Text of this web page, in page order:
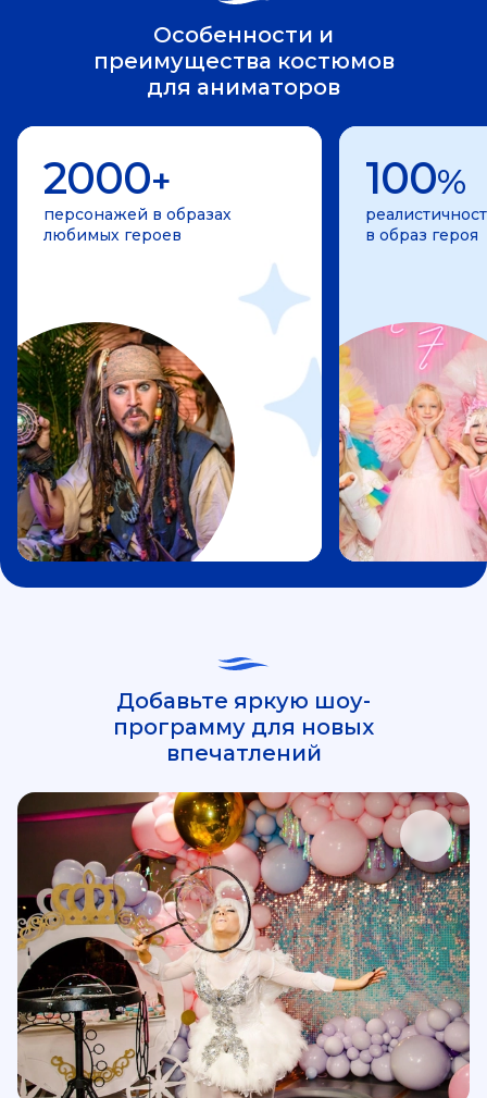
Особенности и
преимущества костюмов
для аниматоров
2000+
персонажей в образах
любимых героев
100%
в образ героя
Добавьте яркую шоу-
программу для новых
впечатлений